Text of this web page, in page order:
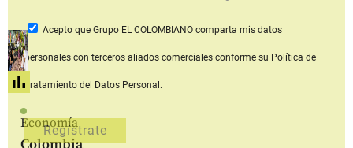
Economía
Acepto que Grupo EL COLOMBIANOcomparta mis datos
personales con terceros aliados comerciales conforme su Política de
Tratamiento del Datos Personal.